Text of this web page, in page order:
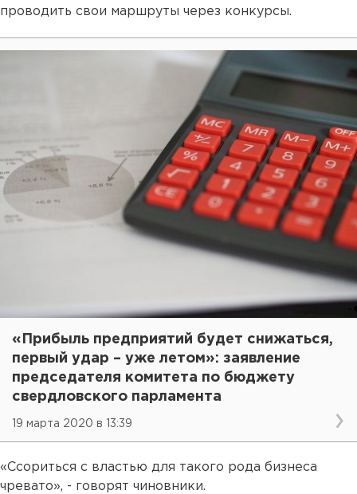
проводить свои маршруты через конкурсы.
«Прибыль предприятий будет снижаться,
первый удар – уже летом»: заявление
председателя комитета по бюджету
свердловского парламента
19 марта 2020 в 13:39
«Ссориться с властью для такого рода бизнеса
чревато», - говорят чиновники.